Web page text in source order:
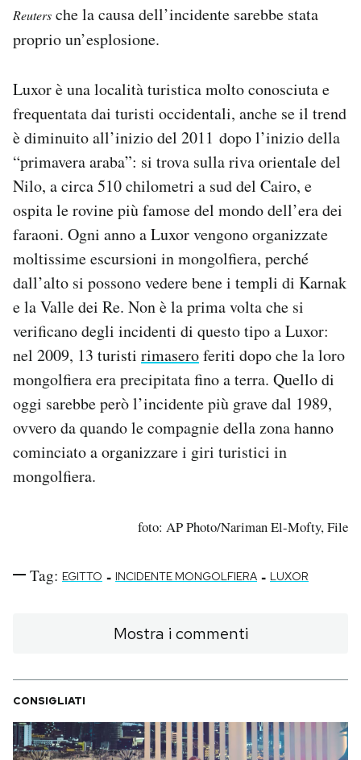
Reuters che la causa dell’incidente sarebbe stata
proprio un’esplosione.
Luxor è una località turistica molto conosciuta e
frequentata dai turisti occidentali, anche se il trend
è diminuito all’inizio del 2011 dopo l’inizio della
“primavera araba”: si trova sulla riva orientale del
Nilo, a circa 510 chilometri a sud del Cairo, e
ospita le rovine più famose del mondo dell’era dei
faraoni. Ogni anno a Luxor vengono organizzate
moltissime escursioni in mongolfiera, perché
dall’alto si possono vedere bene i templi di Karnak
e la Valle dei Re. Non è la prima volta che si
verificano degli incidenti di questo tipo a Luxor:
nel 2009, 13 turisti rimaseroferiti dopo che la loro
mongolfiera era precipitata fino a terra. Quello di
oggi sarebbe però l’incidente più grave dal 1989,
ovvero da quando le compagnie della zona hanno
cominciato a organizzare i giri turistici in
mongolfiera.
foto: AP Photo/Nariman El-Mofty, File
Tag: EGITTO - INCIDENTE MONGOLFIERA - LUXOR
Mostra i commenti
CONSIGLIATI